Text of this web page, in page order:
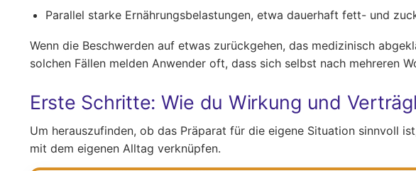
Parallel starke Ernährungsbelastungen, etwa dauerhaft fett- und
Wenn die Beschwerden auf etwas zurückgehen, das medizinisch
solchen Fällen melden Anwender oft, dass sich selbst nach mehreren
Erste Schritte: Wie du Wirkung und
Um herauszufinden, ob das Präparat für die eigene Situation sinnvoll
mit dem eigenen Alltag verknüpfen.